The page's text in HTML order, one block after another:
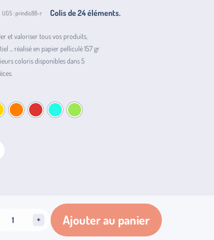
UGS :prindis88-r Colis de24éléments.
et valoriser tous vos produits,
... réalisé en papier pelliculé 157 gr
coloris disponibles dans 5
+ Ajouter au panier